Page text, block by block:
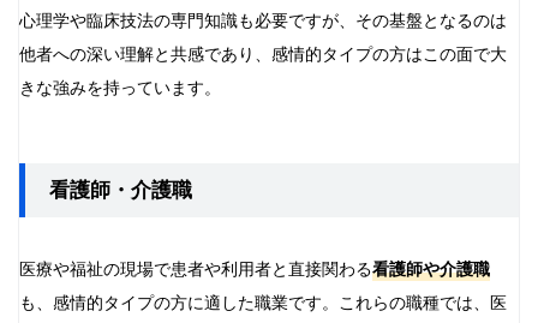
心理学や臨床技法の専門知識も必要ですが、その基盤となるのは
他者への深い理解と共感であり、感情的タイプの方はこの面で大
きな強みを持っています。
看護師・介護職
医療や福祉の現場で患者や利用者と直接関わる看護師や介護職
も、感情的タイプの方に適した職業です。これらの職種では、医